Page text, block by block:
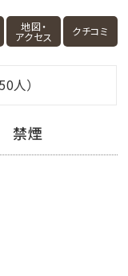
地図・
アクセス クチコミ
人）
禁煙